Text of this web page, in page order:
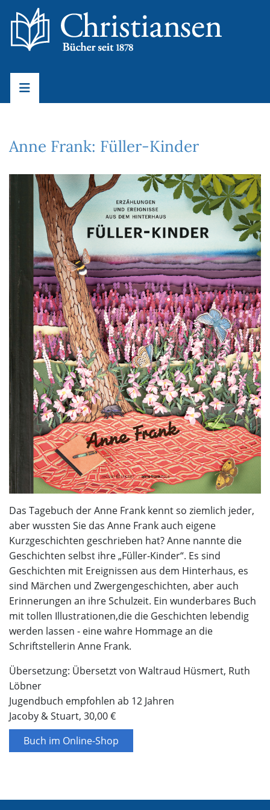
Anne Frank: Füller-Kinder
Das Tagebuch der Anne Frank kennt so ziemlich jeder,
aber wussten Sie das Anne Frank auch eigene
Kurzgeschichten geschrieben hat? Anne nannte die
Geschichten selbst ihre „Füller-Kinder“. Es sind
Geschichten mit Ereignissen aus dem Hinterhaus, es
sind Märchen und Zwergengeschichten, aber auch
Erinnerungen an ihre Schulzeit. Ein wunderbares Buch
mit tollen Illustrationen,die die Geschichten lebendig
werden lassen - eine wahre Hommage an die
Schriftstellerin Anne Frank.
Übersetzung: Übersetzt von Waltraud Hüsmert, Ruth
Löbner
Jugendbuch empfohlen ab 12 Jahren
Jacoby & Stuart, 30,00 €
Buch im Online-Shop